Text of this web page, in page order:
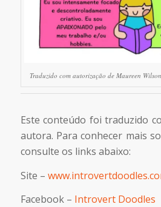
Traduzido com autorização de Maureen
Este conteúdo foi traduzido
autora. Para conhecer mais
consulte os links abaixo:
Site –
Facebook – Introvert Doodles